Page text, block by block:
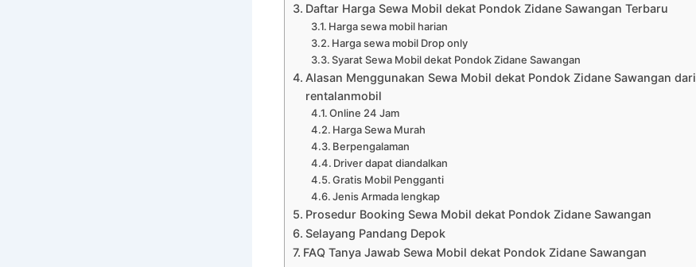
Daftar Harga Sewa Mobil dekat Pondok Zidane Sawangan Terbaru
Harga sewa mobil harian
Harga sewa mobil Drop only
Syarat Sewa Mobil dekat Pondok Zidane Sawangan
Alasan Menggunakan Sewa Mobil dekat Pondok Zidane Sawangan dari
rentalanmobil
Online 24 Jam
Harga Sewa Murah
Berpengalaman
Driver dapat diandalkan
Gratis Mobil Pengganti
Jenis Armada lengkap
Prosedur Booking Sewa Mobil dekat Pondok Zidane Sawangan
Selayang Pandang Depok
FAQ Tanya Jawab Sewa Mobil dekat Pondok Zidane Sawangan